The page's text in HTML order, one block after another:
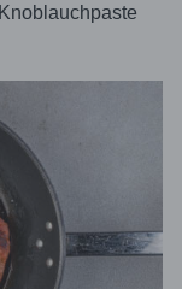
Knoblauchpaste